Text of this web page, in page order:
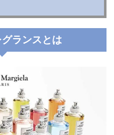
ランスとは